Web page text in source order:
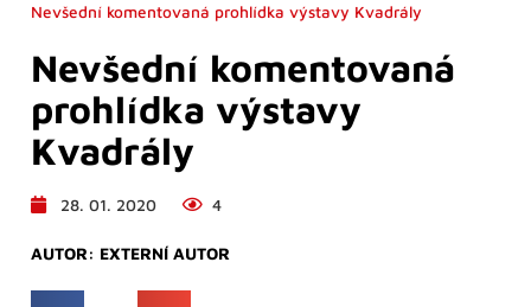
Nevšední komentovaná prohlídka výstavy Kvadrály
Nevšední komentovaná
prohlídka výstavy
Kvadrály
28. 01. 2020 4
AUTOR: EXTERNÍ AUTOR